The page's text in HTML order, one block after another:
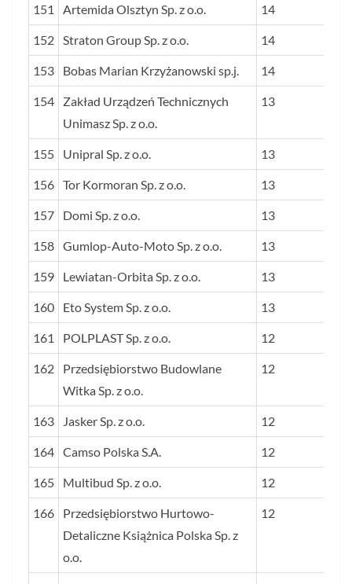
151 Artemida Olsztyn Sp. z o.o. 14
152 Straton Group Sp. z o.o. 14
153 Bobas Marian Krzyżanowski sp.j. 14
154
Zakład Urządzeń Technicznych
Unimasz Sp. z o.o.
13
155 Unipral Sp. z o.o. 13
156 Tor Kormoran Sp. z o.o. 13
157 Domi Sp. z o.o. 13
158 Gumlop-Auto-Moto Sp. z o.o. 13
159 Lewiatan-Orbita Sp. z o.o. 13
160 Eto System Sp. z o.o. 13
161 POLPLAST Sp. z o.o. 12
162
Przedsiębiorstwo Budowlane
Witka Sp. z o.o.
12
163 Jasker Sp. z o.o. 12
164 Camso Polska S.A. 12
165 Multibud Sp. z o.o. 12
166
Przedsiębiorstwo Hurtowo-
Detaliczne Książnica Polska Sp. z
o.o.
12